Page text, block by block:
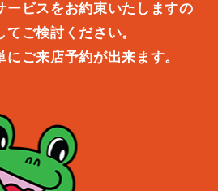
ービスをお約束いたしますの
ご検討ください。
ご来店予約が出来ます。